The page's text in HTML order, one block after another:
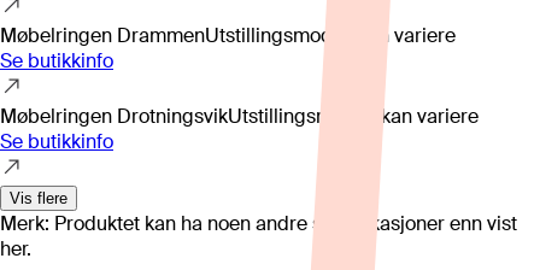
Møbelringen DrammenUtstillingsmodell kan variere
Se butikkinfo
Møbelringen DrotningsvikUtstillingsmodell kan variere
Se butikkinfo
Vis flere
Merk: Produktet kan ha noen andre spesifikasjoner enn vist
her.